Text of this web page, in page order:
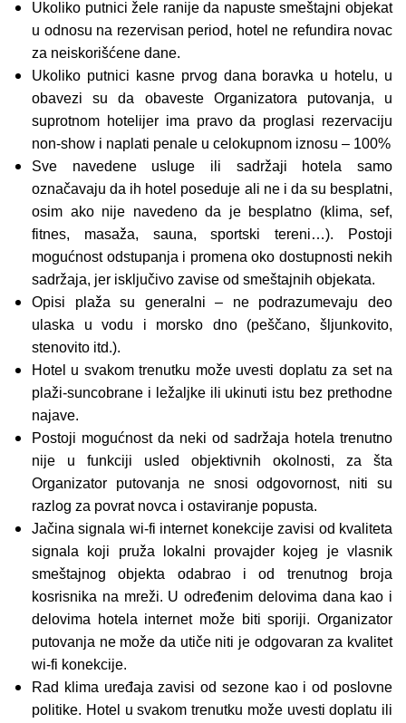
Ukoliko putnici žele ranije da napuste smeštajni objekat
u odnosu na rezervisan period, hotel ne refundira novac
za neiskorišćene dane.
Ukoliko putnici kasne prvog dana boravka u hotelu, u
obavezi su da obaveste Organizatora putovanja, u
suprotnom hotelijer ima pravo da proglasi rezervaciju
non-show i naplati penale u celokupnom iznosu – 100%
Sve navedene usluge ili sadržaji hotela samo
označavaju da ih hotel poseduje ali ne i da su besplatni,
osim ako nije navedeno da je besplatno (klima, sef,
fitnes, masaža, sauna, sportski tereni…). Postoji
mogućnost odstupanja i promena oko dostupnosti nekih
sadržaja, jer isključivo zavise od smeštajnih objekata.
Opisi plaža su generalni – ne podrazumevaju deo
ulaska u vodu i morsko dno (peščano, šljunkovito,
stenovito itd.).
Hotel u svakom trenutku može uvesti doplatu za set na
plaži-suncobrane i ležaljke ili ukinuti istu bez prethodne
najave.
Postoji mogućnost da neki od sadržaja hotela trenutno
nije u funkciji usled objektivnih okolnosti, za šta
Organizator putovanja ne snosi odgovornost, niti su
razlog za povrat novca i ostaviranje popusta.
Jačina signala wi-fi internet konekcije zavisi od kvaliteta
signala koji pruža lokalni provajder kojeg je vlasnik
smeštajnog objekta odabrao i od trenutnog broja
kosrisnika na mreži. U određenim delovima dana kao i
delovima hotela internet može biti sporiji. Organizator
putovanja ne može da utiče niti je odgovaran za kvalitet
wi-fi konekcije.
Rad klima uređaja zavisi od sezone kao i od poslovne
politike. Hotel u svakom trenutku može uvesti doplatu ili